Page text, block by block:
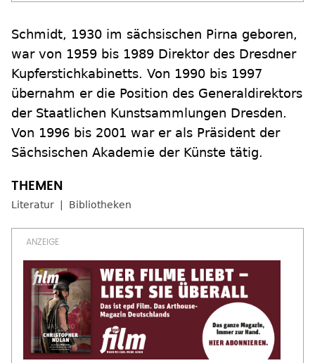
Schmidt, 1930 im sächsischen Pirna geboren,
war von 1959 bis 1989 Direktor des Dresdner
Kupferstichkabinetts. Von 1990 bis 1997
übernahm er die Position des Generaldirektors
der Staatlichen Kunstsammlungen Dresden.
Von 1996 bis 2001 war er als Präsident der
Sächsischen Akademie der Künste tätig.
Literatur Bibliotheken